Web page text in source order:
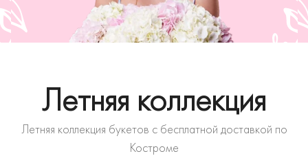
Летняя коллекция
Летняя коллекция букетов с бесплатной доставкой по
Костроме